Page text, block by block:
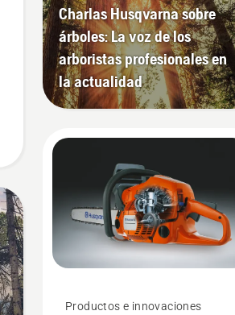
Charlas Husqvarna sobre
árboles: La voz de los
arboristas profesionales en
la actualidad
Productos e innovaciones